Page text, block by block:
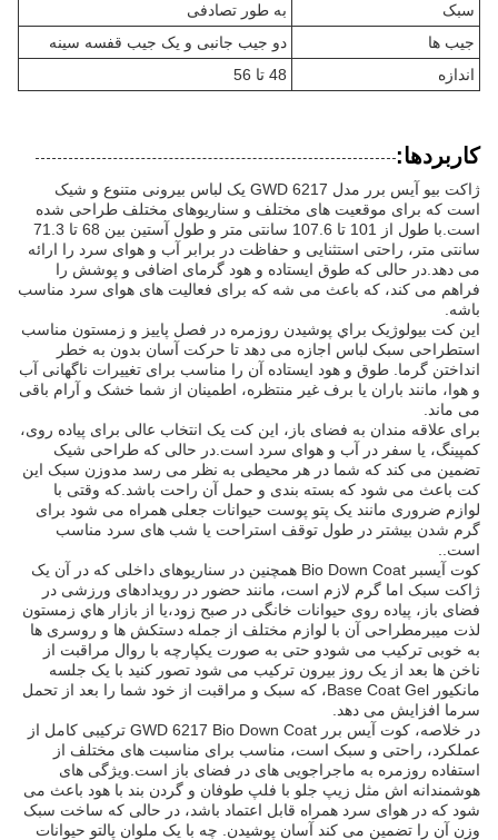
سبک
به طور تصادفی
جیب ها
دو جیب جانبی و یک جیب قفسه سینه
اندازه
48 تا 56
کاربردها:
ژاکت بیو آیس برر مدل GWD 6217 یک لباس بیرونی متنوع و شیک
است که برای موقعیت های مختلف و سناریوهای مختلف طراحی شده
است.با طول از 101 تا 107.6 سانتی متر و طول آستین بین 68 تا 71.3
سانتی متر، راحتی استثنایی و حفاظت در برابر آب و هوای سرد را ارائه
می دهد.در حالی که طوق ایستاده و هود گرمای اضافی و پوشش را
فراهم می کند، که باعث می شه که برای فعالیت های هوای سرد مناسب
باشه.
اين کت بيولوژيک براي پوشيدن روزمره در فصل پاييز و زمستون مناسب
استطراحی سبک لباس اجازه می دهد تا حرکت آسان بدون به خطر
انداختن گرما. طوق و هود ایستاده آن را مناسب برای تغییرات ناگهانی آب
و هوا، مانند باران یا برف غیر منتظره، اطمینان از شما خشک و آرام باقی
می ماند.
برای علاقه مندان به فضای باز، این کت یک انتخاب عالی برای پیاده روی،
کمپینگ، یا سفر در آب و هوای سرد است.در حالی که طراحی شیک
تضمین می کند که شما در هر محیطی به نظر می رسد مدوزن سبک این
کت باعث می شود که بسته بندی و حمل آن راحت باشد.که وقتی با
لوازم ضروری مانند یک پتو پوست حیوانات جعلی همراه می شود برای
گرم شدن بیشتر در طول توقف استراحت یا شب های سرد مناسب
است..
کوت آیسبر Bio Down Coat همچنین در سناریوهای داخلی که در آن یک
ژاکت سبک اما گرم لازم است، مانند حضور در رویدادهای ورزشی در
فضای باز، پیاده روی حیوانات خانگی در صبح زود،يا از بازار هاي زمستون
لذت ميبرمطراحی آن با لوازم مختلف از جمله دستکش ها و روسری ها
به خوبی ترکیب می شودو حتی به صورت یکپارچه با روال مراقبت از
ناخن ها بعد از یک روز بیرون ترکیب می شود تصور کنید با یک جلسه
مانکیور Base Coat Gel، که سبک و مراقبت از خود شما را بعد از تحمل
سرما افزایش می دهد.
در خلاصه، کوت آیس برر GWD 6217 Bio Down Coat ترکیبی کامل از
عملکرد، راحتی و سبک است، مناسب برای مناسبت های مختلف از
استفاده روزمره به ماجراجویی های در فضای باز است.ویژگی های
هوشمندانه اش مثل زیپ جلو با فلپ طوفان و گردن بند با هود باعث می
شود که در هوای سرد همراه قابل اعتماد باشد، در حالی که ساخت سبک
وزن آن را تضمین می کند آسان پوشیدن. چه با یک ملوان پالتو حیوانات